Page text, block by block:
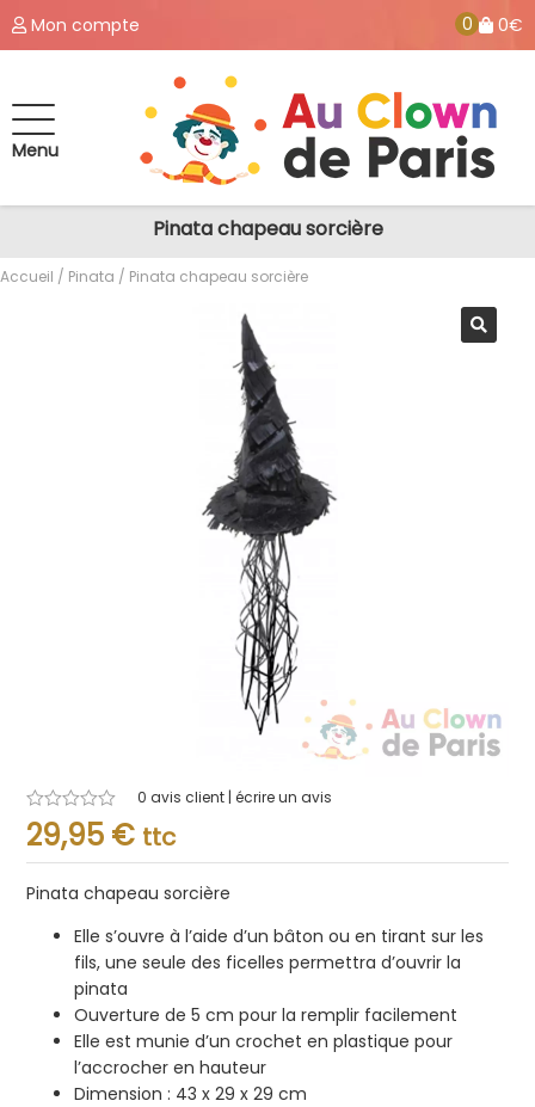
Mon compte 0 0€
Menu
Pinata chapeau sorcière
Accueil / Pinata / Pinata chapeau sorcière
Note
0.001
0 avis client | écrire un avis
29,95 € ttc
Pinata chapeau sorcière
Elle s’ouvre à l’aide d’un bâton ou en tirant sur les
fils, une seule des ficelles permettra d’ouvrir la
pinata
Ouverture de 5 cm pour la remplir facilement
Elle est munie d’un crochet en plastique pour
l’accrocher en hauteur
Dimension : 43 x 29 x 29 cm